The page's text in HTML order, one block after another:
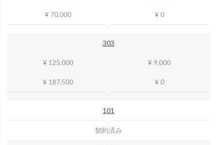
¥ 70,000 ¥ 0
303
¥ 125,000 ¥ 9,000
¥ 187,500 ¥ 0
101
契約済み